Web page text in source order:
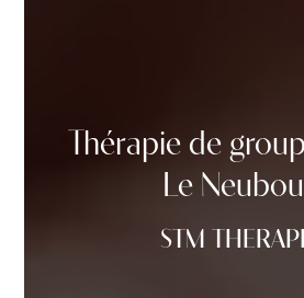
Thérapie de
Le
STM